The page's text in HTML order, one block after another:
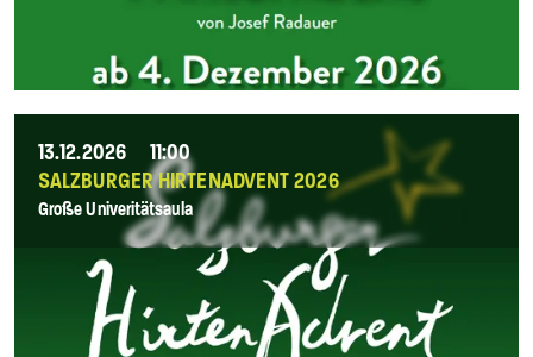
13.12.2026
11:00
SALZBURGER HIRTENADVENT 2026
Große Univeritätsaula